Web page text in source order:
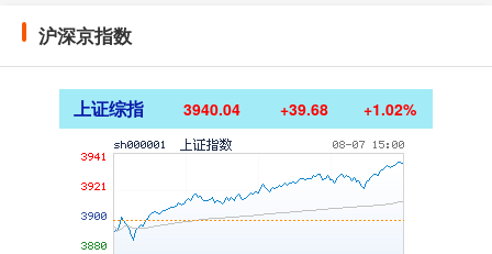
沪深京指数
上证综指 3940.04 +39.68 +1.02%